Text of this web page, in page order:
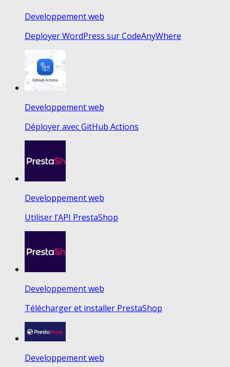
Developpement web
Deployer WordPress sur CodeAnyWhere
Developpement web
Déployer avec GitHub Actions
Developpement web
Utiliser l’API PrestaShop
Developpement web
Télécharger et installer PrestaShop
Developpement web